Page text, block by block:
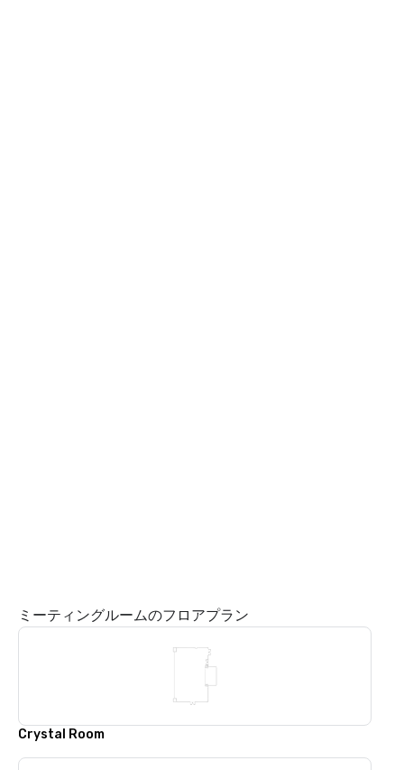
ミーティングルームのフロアプラン
Crystal Room